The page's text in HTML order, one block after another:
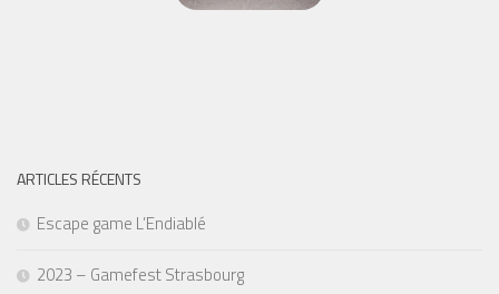
ARTICLES RÉCENTS
Escape game L’Endiablé
2023 – Gamefest Strasbourg